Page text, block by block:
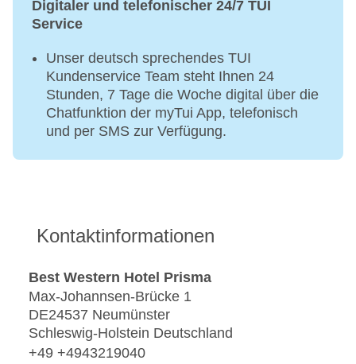
Digitaler und telefonischer 24/7 TUI
Service
Unser deutsch sprechendes TUI
Kundenservice Team steht Ihnen 24
Stunden, 7 Tage die Woche digital über die
Chatfunktion der myTui App, telefonisch
und per SMS zur Verfügung.
Kontaktinformationen
Best Western Hotel Prisma
Max-Johannsen-Brücke 1
DE24537 Neumünster
Schleswig-Holstein Deutschland
+49 +4943219040